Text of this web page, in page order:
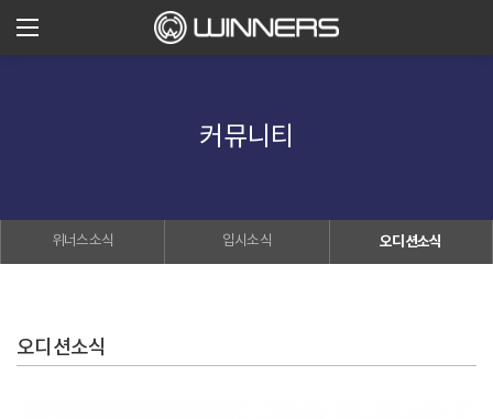
커뮤니티
위너스소식 입시소식 오디션소식
오디션소식